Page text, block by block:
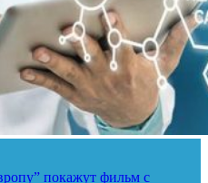
покажут фильм с